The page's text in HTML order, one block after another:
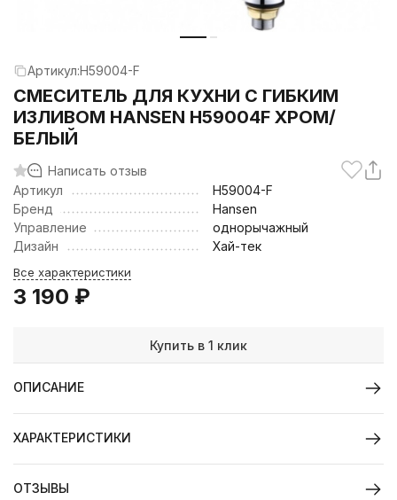
Артикул:H59004-F
СМЕСИТЕЛЬ ДЛЯ КУХНИ С ГИБКИМ
ИЗЛИВОМ HANSEN H59004F ХРОМ/
БЕЛЫЙ
Написать отзыв
Артикул
H59004-F
Бренд
Hansen
Управление
однорычажный
Дизайн
Хай-тек
Все характеристики
3 190 ₽
Купить в 1 клик
ОПИСАНИЕ
ХАРАКТЕРИСТИКИ
ОТЗЫВЫ